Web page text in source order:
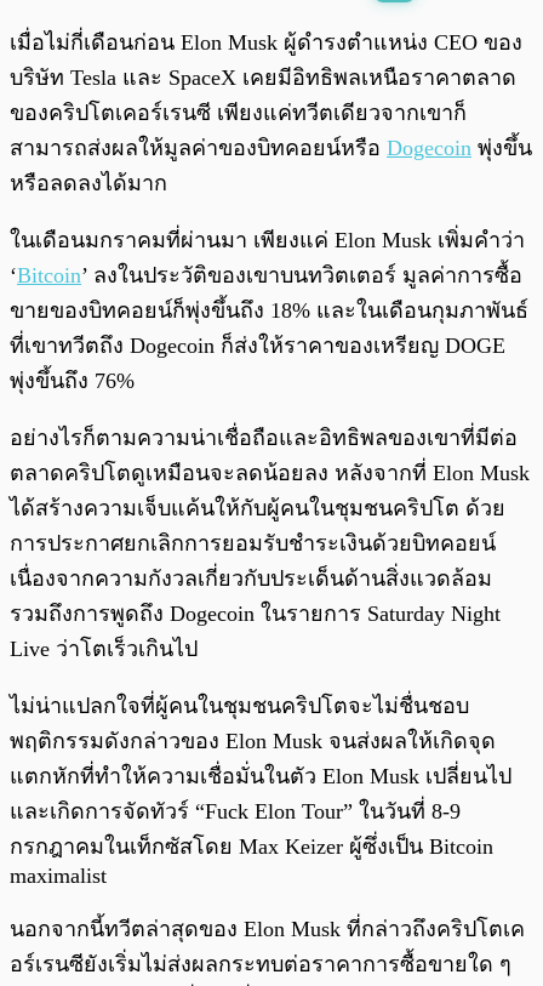
พร้อมเล่น 0:00
เมื่อไม่กี่เดือนก่อน Elon Musk ผู้ดำรงตำแหน่ง CEO ของ
บริษัท Tesla และ SpaceX เคยมีอิทธิพลเหนือราคาตลาด
ของคริปโตเคอร์เรนซี เพียงแค่ทวีตเดียวจากเขาก็
สามารถส่งผลให้มูลค่าของบิทคอยน์หรือ Dogecoin พุ่งขึ้น
หรือลดลงได้มาก
ในเดือนมกราคมที่ผ่านมา เพียงแค่ Elon Musk เพิ่มคำว่า
‘Bitcoin’ ลงในประวัติของเขาบนทวิตเตอร์ มูลค่าการซื้อ
ขายของบิทคอยน์ก็พุ่งขึ้นถึง 18% และในเดือนกุมภาพันธ์
ที่เขาทวีตถึง Dogecoin ก็ส่งให้ราคาของเหรียญ DOGE
พุ่งขึ้นถึง 76%
อย่างไรก็ตามความน่าเชื่อถือและอิทธิพลของเขาที่มีต่อ
ตลาดคริปโตดูเหมือนจะลดน้อยลง หลังจากที่ Elon Musk
ได้สร้างความเจ็บแค้นให้กับผู้คนในชุมชนคริปโต ด้วย
การประกาศยกเลิกการยอมรับชำระเงินด้วยบิทคอยน์
เนื่องจากความกังวลเกี่ยวกับประเด็นด้านสิ่งแวดล้อม
รวมถึงการพูดถึง Dogecoin ในรายการ Saturday Night
Live ว่าโตเร็วเกินไป
ไม่น่าแปลกใจที่ผู้คนในชุมชนคริปโตจะไม่ชื่นชอบ
พฤติกรรมดังกล่าวของ Elon Musk จนส่งผลให้เกิดจุด
แตกหักที่ทำให้ความเชื่อมั่นในตัว Elon Musk เปลี่ยนไป
และเกิดการจัดทัวร์ “Fuck Elon Tour” ในวันที่ 8-9
กรกฎาคมในเท็กซัสโดย Max Keizer ผู้ซึ่งเป็น Bitcoin
maximalist
นอกจากนี้ทวีตล่าสุดของ Elon Musk ที่กล่าวถึงคริปโตเค
อร์เรนซียังเริ่มไม่ส่งผลกระทบต่อราคาการซื้อขายใด ๆ